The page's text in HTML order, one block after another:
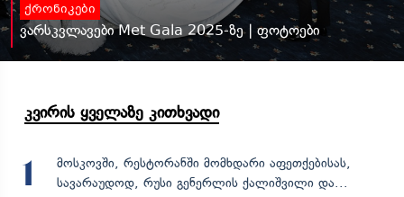
ქრონიკები
ვარსკვლავები Met Gala 2025-ზე | ფოტოები
კვირის ყველაზე კითხვადი
1
მოსკოვში, რესტორანში მომხდარი აფეთქებისას,
სავარაუდოდ, რუსი გენერლის ქალიშვილი და...